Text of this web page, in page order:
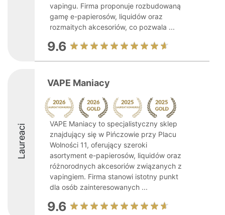
vapingu. Firma proponuje rozbudowaną
gamę e-papierosów, liquidów oraz
rozmaitych akcesoriów, co pozwala ...
9.6
Laureaci
VAPE Maniacy
VAPE Maniacy to specjalistyczny sklep
znajdujący się w Pińczowie przy Placu
Wolności 11, oferujący szeroki
asortyment e-papierosów, liquidów oraz
różnorodnych akcesoriów związanych z
vapingiem. Firma stanowi istotny punkt
dla osób zainteresowanych ...
9.6